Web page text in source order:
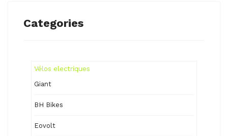
Categories
Vélos electriques
Giant
BH Bikes
Eovolt